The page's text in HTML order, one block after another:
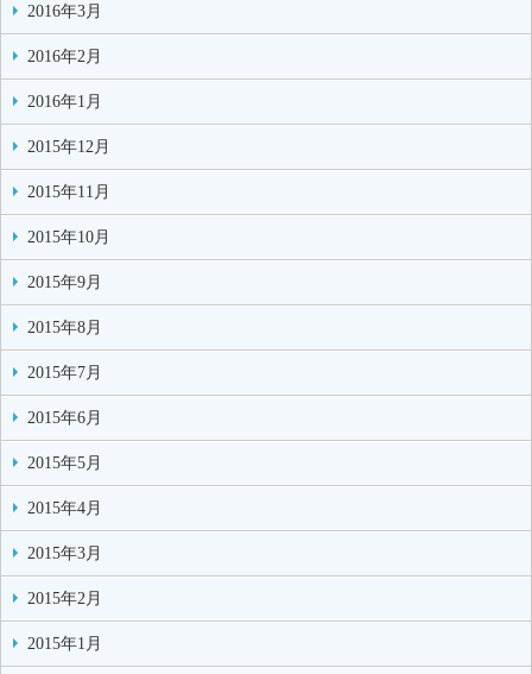
2016年3月
2016年2月
2016年1月
2015年12月
2015年11月
2015年10月
2015年9月
2015年8月
2015年7月
2015年6月
2015年5月
2015年4月
2015年3月
2015年2月
2015年1月